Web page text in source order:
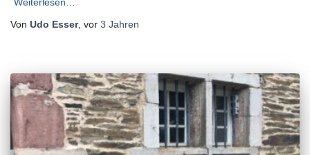
Von Udo Esser, vor 3 Jahren